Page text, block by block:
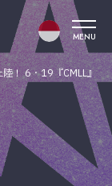
MENU
陸！ 6・19『CMLL』